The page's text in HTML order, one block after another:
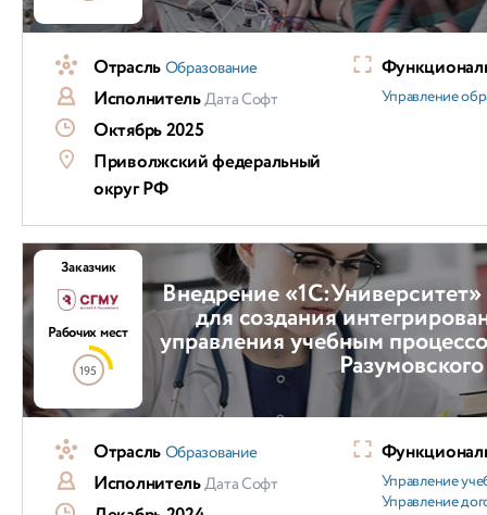
ОтрасльОбразование
ИсполнительДата Софт
Октябрь 2025
Приволжский федеральный
округ РФ
Управление
Внедрение
для создания
управления учебным
Разумовского
Заказчик
Рабочих мест
195
ОтрасльОбразование
ИсполнительДата Софт
Управление
Управление